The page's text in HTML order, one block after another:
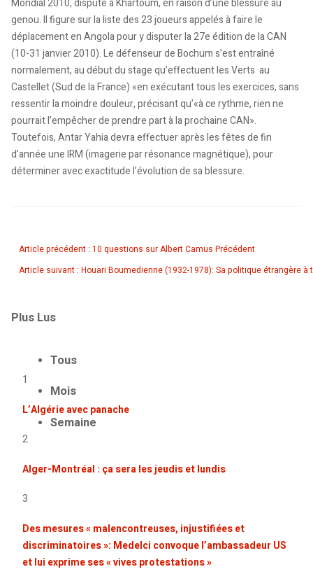
Mondial 2010, disputé à Khartoum, en raison d’une blessure au
genou. Il figure sur la liste des 23 joueurs appelés à faire le
déplacement en Angola pour y disputer la 27e édition de la CAN
(10-31 janvier 2010). Le défenseur de Bochum s’est entraîné
normalement, au début du stage qu’effectuent les Verts au
Castellet (Sud de la France) «en exécutant tous les exercices, sans
ressentir la moindre douleur, précisant qu’«à ce rythme, rien ne
pourrait l’empêcher de prendre part à la prochaine CAN».
Toutefois, Antar Yahia devra effectuer après les fêtes de fin
d’année une IRM (imagerie par résonance magnétique), pour
déterminer avec exactitude l’évolution de sa blessure.
Article précédent : 10 questions sur Albert Camus Précédent
Article suivant : Houari Boumedienne (1932-1978): Sa politique étrangère
Plus Lus
Tous
Mois
Semaine
1
L’Algérie avec panache
2
Alger-Montréal : ça sera les jeudis et lundis
3
Des mesures « malencontreuses, injustifiées et
discriminatoires »: Medelci convoque l’ambassadeur US
et lui exprime ses « vives protestations »